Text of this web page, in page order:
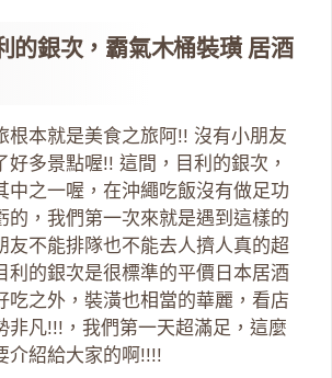
的銀次，霸氣木桶裝璜 居酒
根本就是美食之旅阿!! 沒有小朋友
好多景點喔!! 這間，目利的銀次，
中之一喔，在沖繩吃飯沒有做足功
的，我們第一次來就是遇到這樣的
友不能排隊也不能去人擠人真的超
利的銀次是很標準的平價日本居酒
吃之外，裝潢也相當的華麗，看店
非凡!!!，我們第一天超滿足，這麼
介紹給大家的啊!!!!